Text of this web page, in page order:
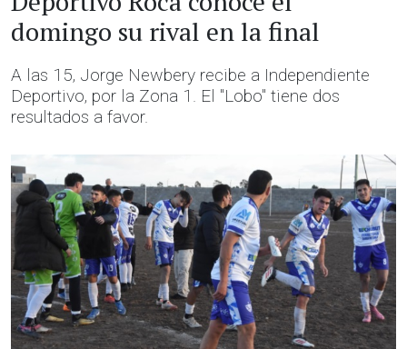
domingo su rival en la final
A las 15, Jorge Newbery recibe a Independiente
Deportivo, por la Zona 1. El "Lobo" tiene dos
resultados a favor.